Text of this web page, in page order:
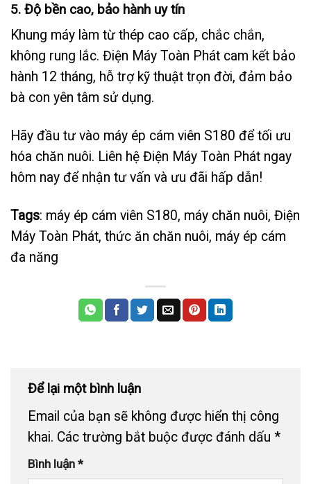
5. Độ bền cao, bảo hành uy tín
Khung máy làm từ thép cao cấp, chắc chắn,
không rung lắc. Điện Máy Toàn Phát cam kết bảo
hành 12 tháng, hỗ trợ kỹ thuật trọn đời, đảm bảo
bà con yên tâm sử dụng.
Hãy đầu tư vào máy ép cám viên S180 để tối ưu
hóa chăn nuôi. Liên hệ Điện Máy Toàn Phát ngay
hôm nay để nhận tư vấn và ưu đãi hấp dẫn!
Tags: máy ép cám viên S180, máy chăn nuôi, Điện
Máy Toàn Phát, thức ăn chăn nuôi, máy ép cám
đa năng
Để lại một bình luận
Email của bạn sẽ không được hiển thị công
khai. Các trường bắt buộc được đánh dấu *
Bình luận *